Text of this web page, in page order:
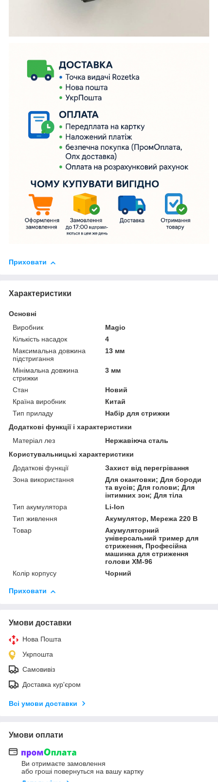
Приховати
Характеристики
Основні
Виробник
Magio
Кількість насадок
4
Максимальна довжина
підстригання
13 мм
Мінімальна довжина
стрижки
3 мм
Стан
Новий
Країна виробник
Китай
Тип приладу
Набір для стрижки
Додаткові функції і характеристики
Матеріал лез
Нержавіюча сталь
Користувальницькі характеристики
Додаткові функції
Захист від перегрівання
Зона використання
Для окантовки; Для бороди
та вусів; Для голови; Для
інтимних зон; Для тіла
Тип акумулятора
Li-Ion
Тип живлення
Акумулятор, Мережа 220 В
Товар
Акумуляторний
універсальний тример для
стриження, Професійна
машинка для стриження
голови XM-96
Колір корпусу
Чорний
Приховати
Умови доставки
Нова Пошта
Укрпошта
Самовивіз
Доставка кур'єром
Всі умови доставки
Умови оплати
Ви отримаєте замовлення
або гроші повернуться на вашу картку